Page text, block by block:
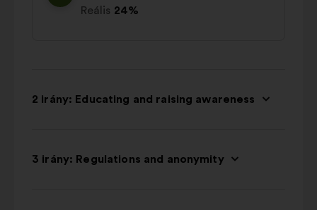
Reális 24%
2 irány: Educating and raising awareness
3 irány: Regulations and anonymity